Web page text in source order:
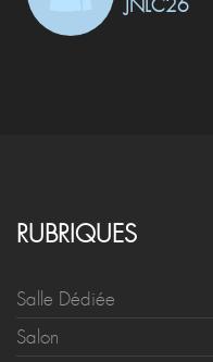
JNLC26
RUBRIQUES
Salle Dédiée
Salon